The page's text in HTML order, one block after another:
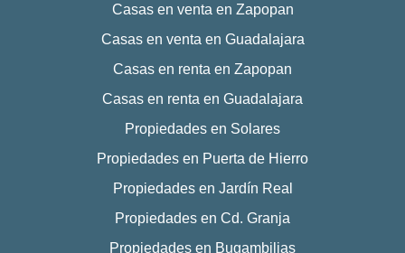
Casas en venta en Zapopan
Casas en venta en Guadalajara
Casas en renta en Zapopan
Casas en renta en Guadalajara
Propiedades en Solares
Propiedades en Puerta de Hierro
Propiedades en Jardín Real
Propiedades en Cd. Granja
Propiedades en Bugambilias